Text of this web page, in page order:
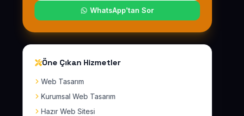
WhatsApp'tan Sor
Öne Çıkan Hizmetler
Web Tasarım
Kurumsal Web Tasarım
Hazır Web Sitesi